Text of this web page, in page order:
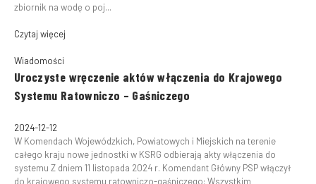
zbiornik na wodę o poj...
Czytaj więcej
Wiadomości
Uroczyste wręczenie aktów włączenia do Krajowego
Systemu Ratowniczo – Gaśniczego
2024-12-12
W Komendach Wojewódzkich, Powiatowych i Miejskich na terenie
całego kraju nowe jednostki w KSRG odbierają akty włączenia do
systemu Z dniem 11 listopada 2024 r. Komendant Główny PSP włączył
do krajowego systemu ratowniczo-gaśniczego: Wszystkim